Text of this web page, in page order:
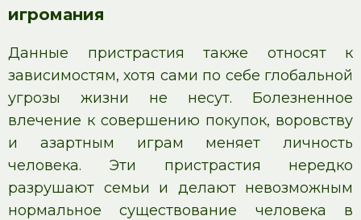
игромания
Данные пристрастия также относят к
зависимостям, хотя сами по себе глобальной
угрозы жизни не несут. Болезненное
влечение к совершению покупок, воровству
и азартным играм меняет личность
человека. Эти пристрастия нередко
разрушают семьи и делают невозможным
нормальное существование человека в